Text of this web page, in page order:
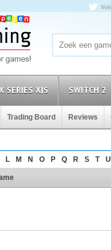
SERIES X|S SWITCH 2
Trading Board Reviews
L M N O P Q R S T U